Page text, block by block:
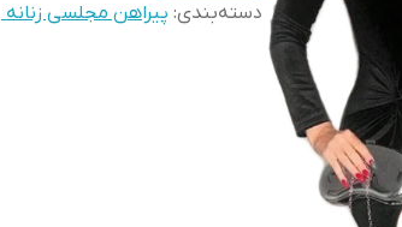
دسته‌بندی: پیراهن مجلسی زنانه ‌